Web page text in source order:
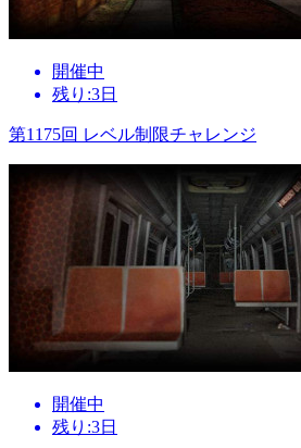
開催中
残り:3日
第1175回 レベル制限チャレンジ
開催中
残り:3日